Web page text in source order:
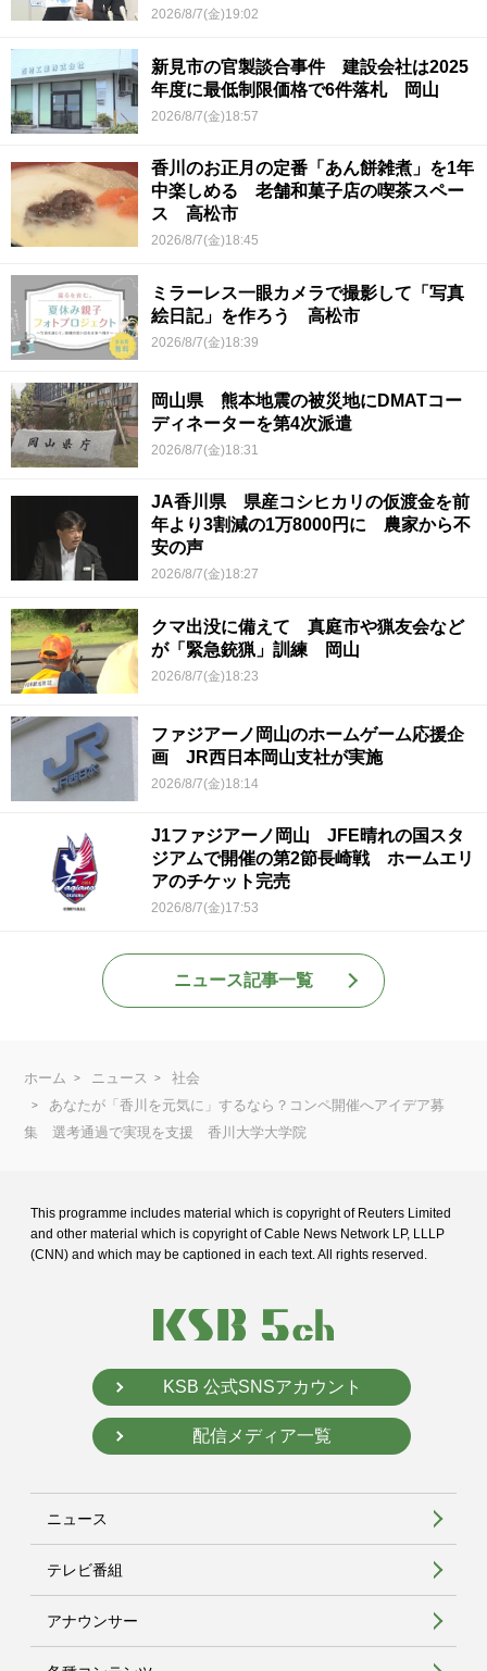
2026/8/7(金)19:02
新見市の官製談合事件 建設会社は2025
年度に最低制限価格で6件落札 岡山
2026/8/7(金)18:57
香川のお正月の定番「あん餅雑煮」を1年
中楽しめる 老舗和菓子店の喫茶スペー
ス 高松市
2026/8/7(金)18:45
ミラーレス一眼カメラで撮影して「写真
絵日記」を作ろう 高松市
2026/8/7(金)18:39
岡山県 熊本地震の被災地にDMATコー
ディネーターを第4次派遣
2026/8/7(金)18:31
JA香川県 県産コシヒカリの仮渡金を前
年より3割減の1万8000円に 農家から不
安の声
2026/8/7(金)18:27
クマ出没に備えて 真庭市や猟友会など
が「緊急銃猟」訓練 岡山
2026/8/7(金)18:23
ファジアーノ岡山のホームゲーム応援企
画 JR西日本岡山支社が実施
2026/8/7(金)18:14
J1ファジアーノ岡山 JFE晴れの国スタ
ジアムで開催の第2節長崎戦 ホームエリ
アのチケット完売
2026/8/7(金)17:53
ニュース記事一覧
ホーム ニュース
社会
あなたが「香川を元気に」するなら？コンペ開催へアイデア募
集 選考通過で実現を支援 香川大学大学院
This programme includes material which is copyright of Reuters Limited
and other material which is copyright of Cable News Network LP, LLLP
(CNN) and which may be captioned in each text. All rights reserved.
KSB 公式SNSアカウント
配信メディア一覧
ニュース
テレビ番組
アナウンサー